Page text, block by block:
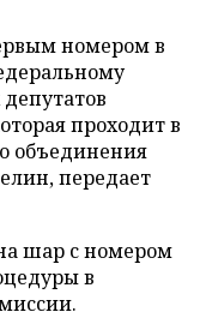
номером в
проходит в
объединения
передает
шар с номером
в